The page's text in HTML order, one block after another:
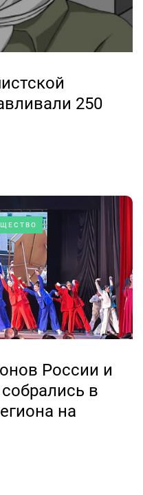
250
России и
в
на